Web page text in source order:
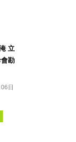
立
勘
日